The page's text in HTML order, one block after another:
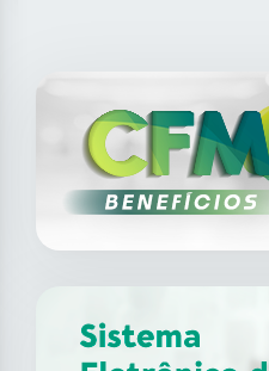
XII Fórum
Trabalho do
14 ago
2026